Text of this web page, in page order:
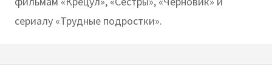
сериалу «Трудные подростки».